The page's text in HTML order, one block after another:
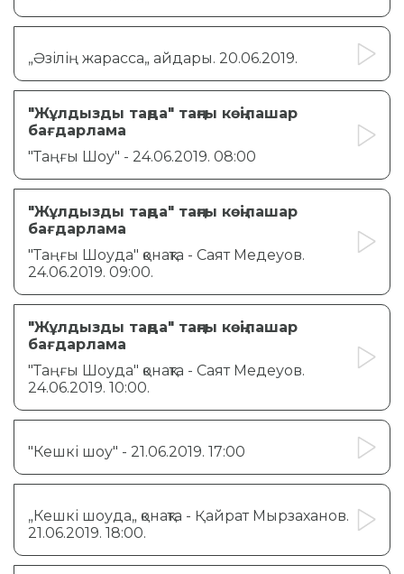
„Әзілің жарасса„ айдары. 20.06.2019.
"Жұлдызды таңда" таңғы көңілашар
бағдарлама
"Таңғы Шоу" - 24.06.2019. 08:00
"Жұлдызды таңда" таңғы көңілашар
бағдарлама
"Таңғы Шоуда" қонақта - Cаят Медеуов.
24.06.2019. 09:00.
"Жұлдызды таңда" таңғы көңілашар
бағдарлама
"Таңғы Шоуда" қонақта - Cаят Медеуов.
24.06.2019. 10:00.
"Кешкі шоу" - 21.06.2019. 17:00
„Кешкі шоуда„ қонақта - Қайрат Мырзаханов.
21.06.2019. 18:00.